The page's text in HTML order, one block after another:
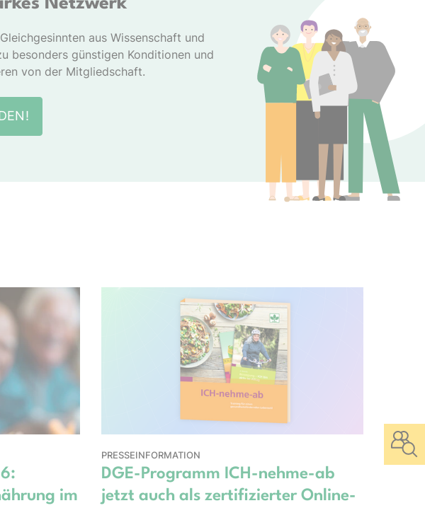
aus Wissenschaft und
besonders günstigen Konditionen und
von der Mitgliedschaft.
im
PRESSEINFORMATION
DGE-Programm ICH-nehme-ab
jetzt auch als zertifizierter Online-